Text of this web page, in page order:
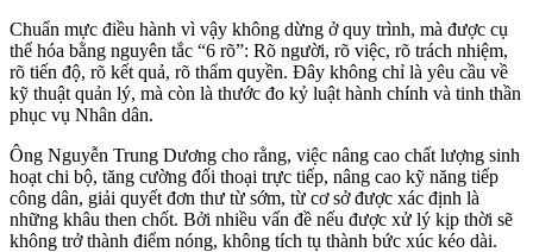
Chuẩn mực điều hành vì vậy không dừng ở quy trình, mà được cụ
thể hóa bằng nguyên tắc “6 rõ”: Rõ người, rõ việc, rõ trách nhiệm,
rõ tiến độ, rõ kết quả, rõ thẩm quyền. Đây không chỉ là yêu cầu về
kỹ thuật quản lý, mà còn là thước đo kỷ luật hành chính và tinh thần
phục vụ Nhân dân.
Ông Nguyễn Trung Dương cho rằng, việc nâng cao chất lượng sinh
hoạt chi bộ, tăng cường đối thoại trực tiếp, nâng cao kỹ năng tiếp
công dân, giải quyết đơn thư từ sớm, từ cơ sở được xác định là
những khâu then chốt. Bởi nhiều vấn đề nếu được xử lý kịp thời sẽ
không trở thành điểm nóng, không tích tụ thành bức xúc kéo dài.